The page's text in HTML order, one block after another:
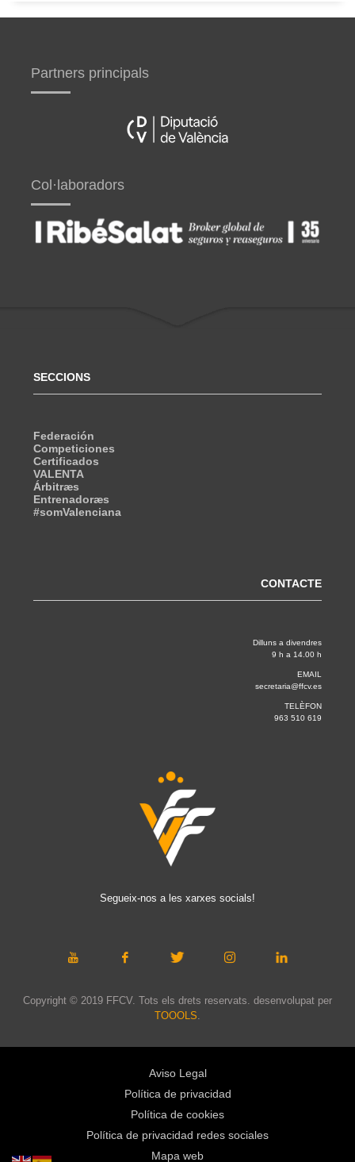
Partners principals
Col·laboradors
SECCIONS
Federación
Competiciones
Certificados
VALENTA
Árbitræs
Entrenadoræs
#somValenciana
CONTACTE
Dilluns a divendres
9 h a 14.00 h
EMAIL
secretaria@ffcv.es
TELÈFON
963 510 619
Segueix-nos a les xarxes socials!
Copyright © 2019 FFCV. Tots els drets reservats. desenvolupat per
TOOOLS.
Aviso Legal
Política de privacidad
Política de cookies
Política de privacidad redes sociales
Mapa web